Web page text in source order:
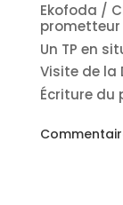
Ekofoda /
prometteur
Un TP en
Visite de la
Écriture du